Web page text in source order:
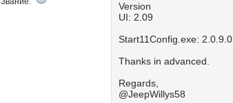
Version
UI: 2.09
Start11Config.exe: 2.0.9.0
Thanks in advanced.
Regards,
@JeepWillys58